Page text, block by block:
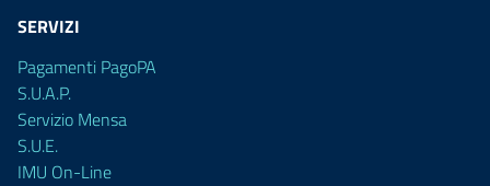
SERVIZI
Pagamenti PagoPA
S.U.A.P.
Servizio Mensa
S.U.E.
IMU On-Line